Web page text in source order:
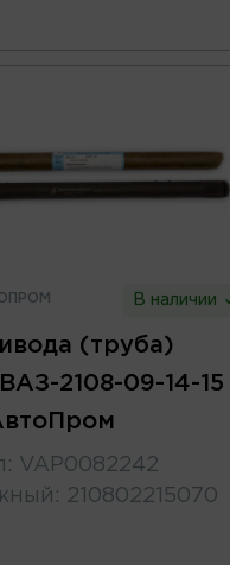
В наличии
(труба)
2108-09-14-15
: VAP0082242
: 210802215070